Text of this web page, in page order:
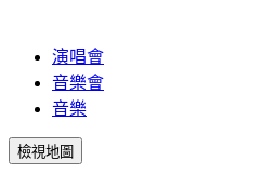
演唱會
音樂會
音樂
檢視地圖